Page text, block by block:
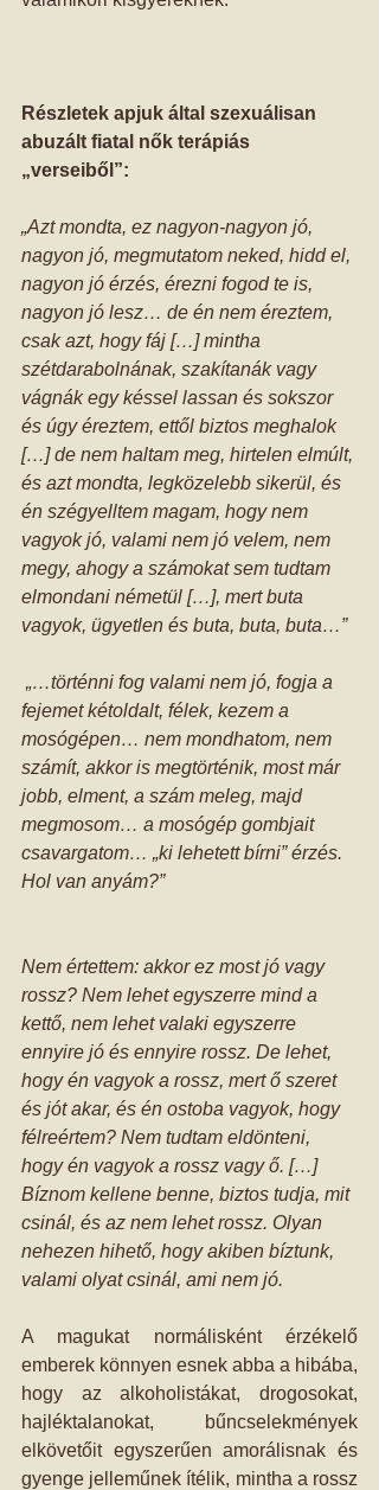
Részletek apjuk által szexuálisan
abuzált fiatal nők terápiás
„verseiből”:
„Azt mondta, ez nagyon-nagyon jó,
nagyon jó, megmutatom neked, hidd el,
nagyon jó érzés, érezni fogod te is,
nagyon jó lesz… de én nem éreztem,
csak azt, hogy fáj […] mintha
szétdarabolnának, szakítanák vagy
vágnák egy késsel lassan és sokszor
és úgy éreztem, ettől biztos meghalok
[…] de nem haltam meg, hirtelen elmúlt,
és azt mondta, legközelebb sikerül, és
én szégyelltem magam, hogy nem
vagyok jó, valami nem jó velem, nem
megy, ahogy a számokat sem tudtam
elmondani németül […], mert buta
vagyok, ügyetlen és buta, buta, buta…”
fejemet kétoldalt, félek, kezem a
mosógépen… nem mondhatom, nem
számít, akkor is megtörténik, most már
jobb, elment, a szám meleg, majd
megmosom… a mosógép gombjait
csavargatom… „ki lehetett bírni” érzés.
Hol van anyám?”
Nem értettem: akkor ez most jó vagy
rossz? Nem lehet egyszerre mind a
kettő, nem lehet valaki egyszerre
ennyire jó és ennyire rossz. De lehet,
hogy én vagyok a rossz, mert ő szeret
és jót akar, és én ostoba vagyok, hogy
félreértem? Nem tudtam eldönteni,
hogy én vagyok a rossz vagy ő. […]
Bíznom kellene benne, biztos tudja, mit
csinál, és az nem lehet rossz. Olyan
nehezen hihető, hogy akiben bíztunk,
valami olyat csinál, ami nem jó.
A magukat normálisként érzékelő
emberek könnyen esnek abba a hibába,
hogy az alkoholistákat, drogosokat,
hajléktalanokat, bűncselekmények
elkövetőit egyszerűen amorálisnak és
gyenge jelleműnek ítélik, mintha a rossz